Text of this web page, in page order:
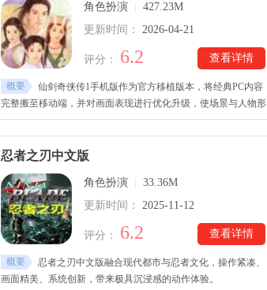
角色扮演
427.23M
更新时间：
2026-04-21
查看详情
评分： 6.2
概要
仙剑奇侠传1手机版作为官方移植版本，将经典PC内容
完整搬至移动端，并对画面表现进行优化升级，使场景与人物形
象更加精致清晰。游戏在保留原有剧情的基础上，对部分地图结
构进行了适当精简，同时调整了背景音乐表现形式，带来不同以
往的听觉体验。仙剑奇侠传1手机中文版下载后，故事围绕李逍
送与寻亲的旅程，并在途中与林月如、阿奴等角色相遇，交织出
一段充满情感与冒险的仙侠故事。
忍者之刃中文版
角色扮演
33.36M
更新时间：
2025-11-12
查看详情
评分： 6.2
概要
忍者之刃中文版融合现代都市与忍者文化，操作紧凑、
画面精美、系统创新，带来极具沉浸感的动作体验。